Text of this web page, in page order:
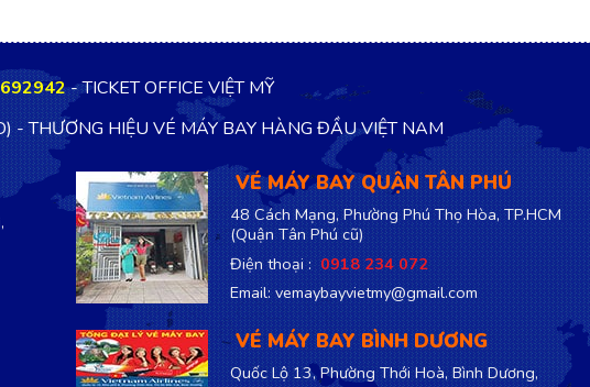
- TICKET OFFICE VIỆT MỸ
- THƯƠNG HIỆU VÉ MÁY BAY HÀNG ĐẦU VIỆT NAM
VÉ MÁY BAY QUẬN TÂN PHÚ
48 Cách Mạng, Phường Phú Thọ Hòa, TP.HCM
(Quận Tân Phú cũ)
Điện thoại :0918 234 072
Email: vemaybayvietmy@gmail.com
VÉ MÁY BAY BÌNH DƯƠNG
Quốc Lộ 13, Phường Thới Hoà, Bình Dương,